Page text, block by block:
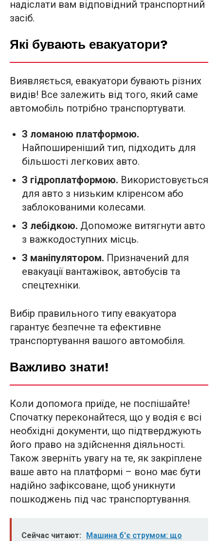
надіслати вам відповідний транспортний
засіб.
Які бувають евакуатори?
Виявляється, евакуатори бувають різних
видів! Все залежить від того, який саме
автомобіль потрібно транспортувати.
З ломаною платформою.
Найпоширеніший тип, підходить для
більшості легкових авто.
З гідроплатформою. Використовується
для авто з низьким кліренсом або
заблокованими колесами.
З лебідкою. Допоможе витягнути авто
з важкодоступних місць.
З маніпулятором. Призначений для
евакуації вантажівок, автобусів та
спецтехніки.
Вибір правильного типу евакуатора
гарантує безпечне та ефективне
транспортування вашого автомобіля.
Важливо знати!
Коли допомога приїде, не поспішайте!
Спочатку переконайтеся, що у водія є всі
необхідні документи, що підтверджують
його право на здійснення діяльності.
Також зверніть увагу на те, як закріплене
ваше авто на платформі – воно має бути
надійно зафіксоване, щоб уникнути
пошкоджень під час транспортування.
Сейчас читают:
Машина б'є струмом: що